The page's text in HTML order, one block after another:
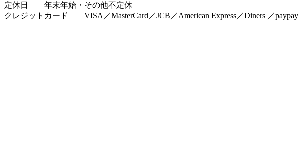
定休日 年末年始・その他不定休
クレジットカード VISA／MasterCard／JCB／American Express／Diners ／paypay